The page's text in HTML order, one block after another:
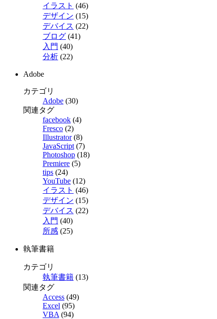
イラスト (46)
デザイン (15)
デバイス (22)
ブログ (41)
入門 (40)
分析 (22)
Adobe
カテゴリ
Adobe (30)
関連タグ
facebook (4)
Fresco (2)
Illustrator(8)
JavaScript (7)
Photoshop (18)
Premiere (5)
tips (24)
YouTube (12)
イラスト (46)
デザイン (15)
デバイス (22)
入門 (40)
所感 (25)
執筆書籍
カテゴリ
執筆書籍 (13)
関連タグ
Access (49)
Excel (95)
VBA (94)